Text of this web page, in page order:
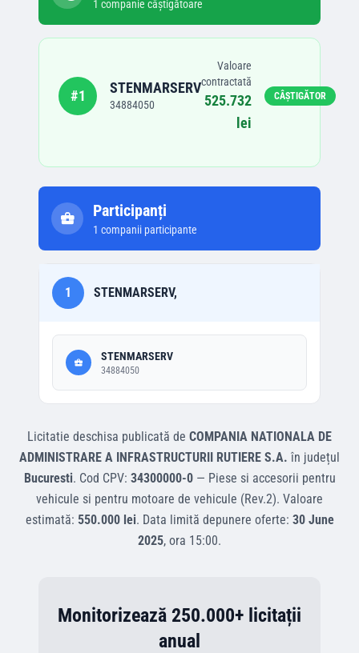
1 companie câștigătoare
#1 STENMARSERV
34884050
Valoare
contractată
525.732
lei
CÂȘTIGĂTOR
Participanți
1 companii participante
1 STENMARSERV,
STENMARSERV
34884050
Licitatie deschisa publicată de COMPANIA NATIONALA DE
ADMINISTRARE A INFRASTRUCTURII RUTIERE S.A. în județul
Bucuresti. Cod CPV: 34300000-0— Piese si accesorii pentru
vehicule si pentru motoare de vehicule (Rev.2). Valoare
estimată: 550.000 lei. Data limită depunere oferte: 30 June
2025, ora 15:00.
Monitorizează 250.000+ licitații
anual